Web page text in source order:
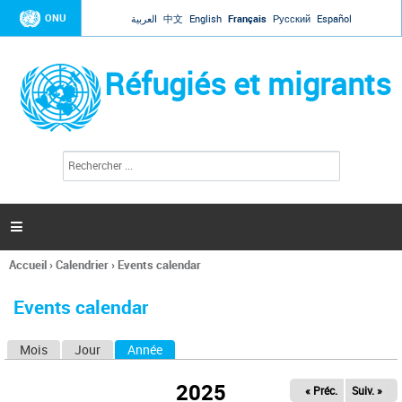
Jump to navigation
ONU العربية 中文 English Français Русский Español
Réfugiés et migrants
l
c
h
e

Vous
ici
Accueil›Calendrier› Events calendar
Events calendar
Mois Jour Année
2025 « Préc. Suiv. »